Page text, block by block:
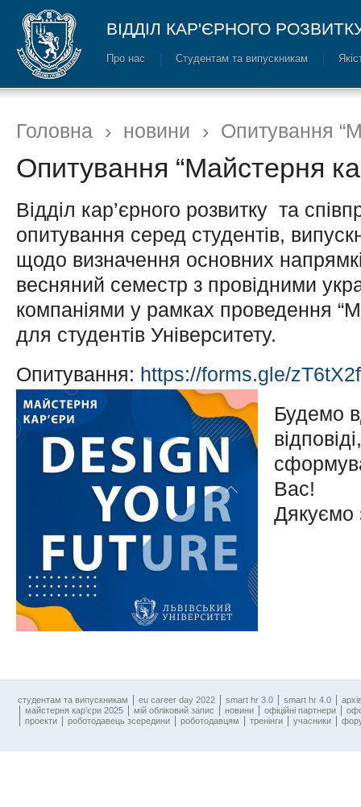
ВІДДІЛ КАР'ЄРНОГО
Про нас Cтудентам та випускникам
Головна › новини › Опитування
Опитування “Майстерня
Відділ кар’єрного розвитку та
опитування серед студентів,
щодо визначення основних
весняний семестр з провідними
компаніями у рамках проведення
для студентів Університету.
Опитування: https://forms.gle/
Будемо
Вас!
Дякуємо
cтудентам та випускникам eu career day 2022 smart hr 3.0 smart hr 4.0
майстерня кар’єри 2025
мій обліковий запис новини офіційні партнери
проекти
роботодавець зсередини роботодавцям тренінги учасники